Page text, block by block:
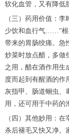
软化血管，又有降低
（三）药用价值：
少饮和血行气……”根
带来的胃肠绞痛。急
炒菜时放点醋，多做
之用，醋在酒作用生
度而起到有醒酒的作
灰指甲、肠道蛔虫、
用，还可用于中药的
（四）其他妙用：
杀后褪毛又快又净。